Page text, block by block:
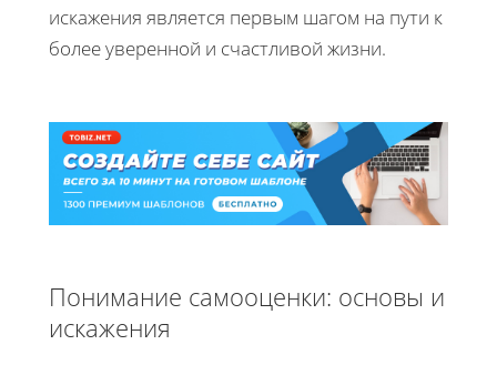
искажения является первым шагом на пути к
более уверенной и счастливой жизни.
Понимание самооценки: основы и
искажения